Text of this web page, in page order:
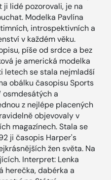
ji lidé pozorovali, je na
Modelka Pavlína
introspektivních a
v každém věku.
píše od srdce a bez
je americká modelka
letech se stala nejmladší
obálku časopisu Sports
osmdesátých a
z nejlépe placených
objevovaly v
magazínech. Stala se
ji časopis Harper's
žen světa. Na
Interpret: Lenka
herečka, dabérka a